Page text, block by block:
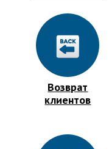
Возврат
клиентов